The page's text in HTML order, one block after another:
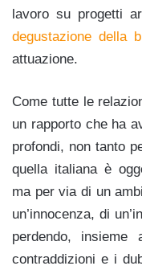
lavoro su progetti
degustazione della
attuazione.
Come tutte le
un rapporto che ha
profondi, non tanto
quella italiana è
ma per via di un
un’innocenza, di
perdendo,
contraddizioni e i